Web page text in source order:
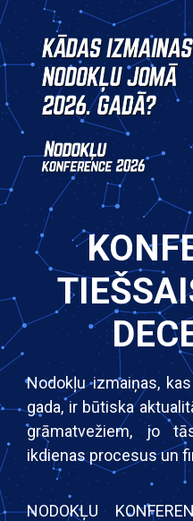
Nodokļu izmaiņas,
gada, ir būtiska
grāmatvežiem, jo
ikdienas procesus un
NODOKĻU